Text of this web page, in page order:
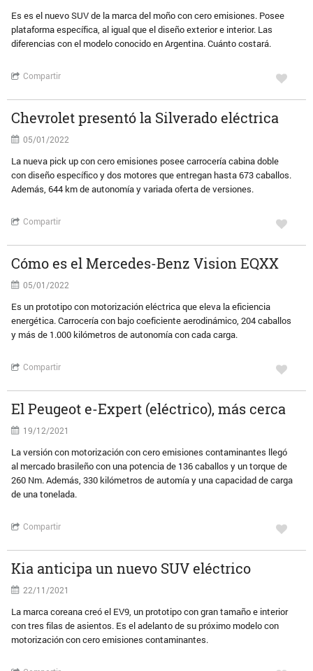
Es es el nuevo SUV de la marca del moño con cero emisiones. Posee
plataforma específica, al igual que el diseño exterior e interior. Las
diferencias con el modelo conocido en Argentina. Cuánto costará.
Compartir
Chevrolet presentó la Silverado eléctrica
05/01/2022
La nueva pick up con cero emisiones posee carrocería cabina doble
con diseño específico y dos motores que entregan hasta 673 caballos.
Además, 644 km de autonomía y variada oferta de versiones.
Compartir
Cómo es el Mercedes-Benz Vision EQXX
05/01/2022
Es un prototipo con motorización eléctrica que eleva la eficiencia
energética. Carrocería con bajo coeficiente aerodinámico, 204 caballos
y más de 1.000 kilómetros de autonomía con cada carga.
Compartir
El Peugeot e-Expert (eléctrico), más cerca
19/12/2021
La versión con motorización con cero emisiones contaminantes llegó
al mercado brasileño con una potencia de 136 caballos y un torque de
260 Nm. Además, 330 kilómetros de automía y una capacidad de carga
de una tonelada.
Compartir
Kia anticipa un nuevo SUV eléctrico
22/11/2021
La marca coreana creó el EV9, un prototipo con gran tamaño e interior
con tres filas de asientos. Es el adelanto de su próximo modelo con
motorización con cero emisiones contaminantes.